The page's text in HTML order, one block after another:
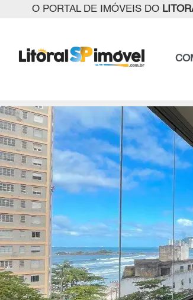
O PORTAL DE IMÓVEIS DO